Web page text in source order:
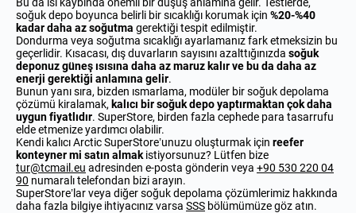
soğuk depo boyunca belirli bir sıcaklığı korumak için %20-%40
kadar daha az soğutma gerektiği tespit edilmiştir.
Dondurma veya soğutma sıcaklığı ayarlamanız fark etmeksizin bu
geçerlidir. Kısacası, dış duvarların sayısını azalttığınızda soğuk
deponuz güneş ısısına daha az maruz kalır ve bu da daha az
enerji gerektiği anlamına gelir.
Bunun yanı sıra, bizden ısmarlama, modüler bir soğuk depolama
çözümü kiralamak, kalıcı bir soğuk depo yaptırmaktan çok daha
uygun fiyatlıdır. SuperStore, birden fazla cephede para tasarrufu
elde etmenize yardımcı olabilir.
Kendi kalıcı Arctic SuperStore’unuzu oluşturmak için reefer
konteyner mi satın almak istiyorsunuz? Lütfen bize
tur@tcmail.eu adresinden e-posta gönderin veya +90 530 220 04
90 numaralı telefondan bizi arayın.
SuperStore’lar veya diğer soğuk depolama çözümlerimiz hakkında
daha fazla bilgiye ihtiyacınız varsa SSS bölümümüze göz atın.